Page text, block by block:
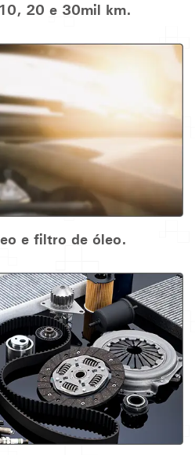
20 e 30mil km.
e filtro de óleo.